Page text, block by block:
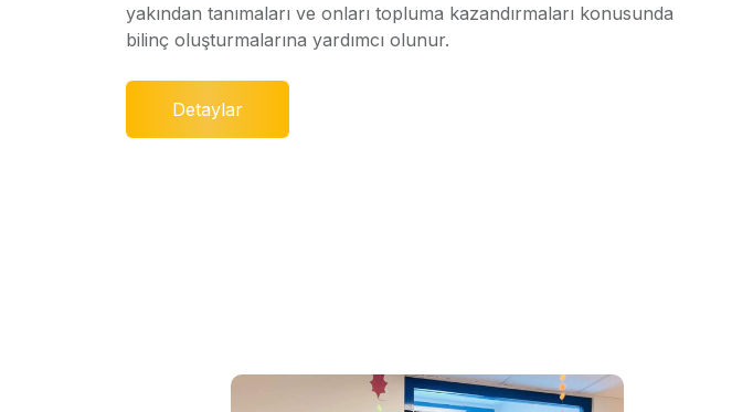
yakından tanımaları ve onları topluma kazandırmaları konusunda
bilinç oluşturmalarına yardımcı olunur.
Detaylar